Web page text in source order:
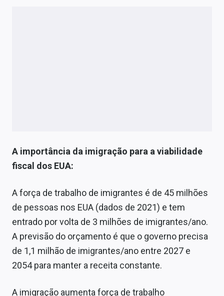
A importância da imigração para a viabilidade
fiscal dos EUA:
A força de trabalho de imigrantes é de 45 milhões
de pessoas nos EUA (dados de 2021) e tem
entrado por volta de 3 milhões de imigrantes/ano.
A previsão do orçamento é que o governo precisa
de 1,1 milhão de imigrantes/ano entre 2027 e
2054 para manter a receita constante.
A imigração aumenta força de trabalho